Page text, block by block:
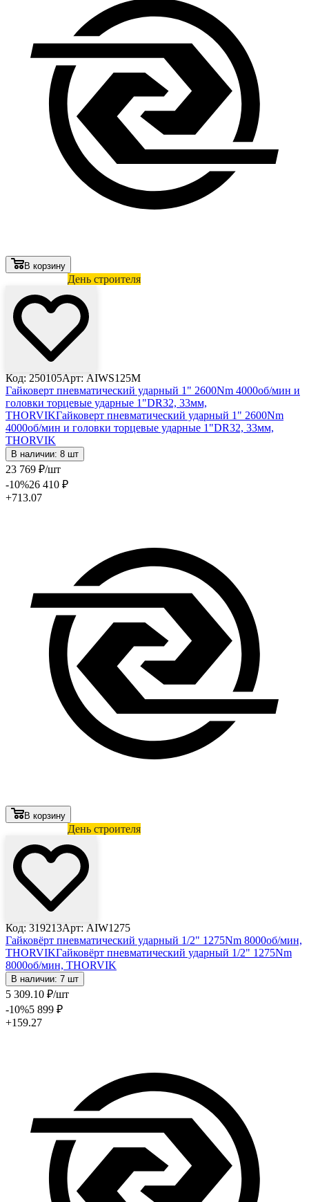
В корзину
День строителя
Код: 250105Арт: AIWS125M
Гайковерт пневматический ударный 1" 2600Nm 4000об/мин и
головки торцевые ударные 1"DR32, 33мм,
THORVIKГайковерт пневматический ударный 1" 2600Nm
4000об/мин и головки торцевые ударные 1"DR32, 33мм,
THORVIK
В наличии: 8 шт
23 769 ₽/шт
-10%26 410 ₽
+713.07
В корзину
День строителя
Код: 319213Арт: AIW1275
Гайковёрт пневматический ударный 1/2" 1275Nm 8000об/мин,
THORVIKГайковёрт пневматический ударный 1/2" 1275Nm
8000об/мин, THORVIK
В наличии: 7 шт
5 309.10 ₽/шт
-10%5 899 ₽
+159.27